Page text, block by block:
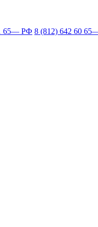
65— РФ 8 (812) 642 60 65—